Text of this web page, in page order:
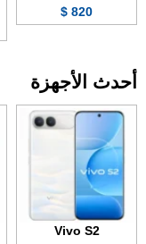
820 $
أحدث الأجهزة
Vivo S2